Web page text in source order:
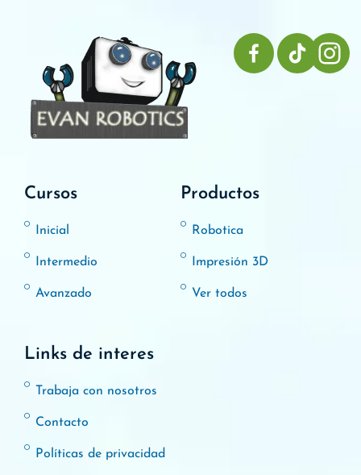
Cursos
Inicial
Intermedio
Avanzado
Productos
Robotica
Impresión 3D
Ver todos
Links de interes
Trabaja con nosotros
Contacto
Políticas de privacidad